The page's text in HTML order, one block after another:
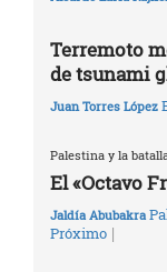
Terremoto
de tsunami
Juan Torres López
Palestina y la
El «Octavo
Jaldía Abubakra
Próximo |